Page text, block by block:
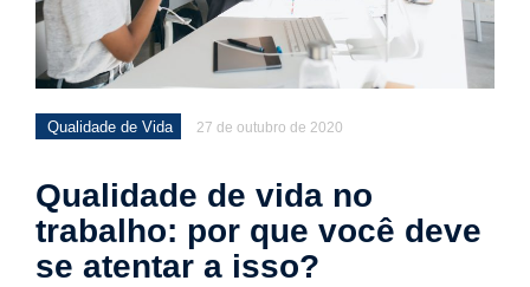
Qualidade de Vida 27 de outubro de 2020
Qualidade de vida no
trabalho: por que você deve
se atentar a isso?